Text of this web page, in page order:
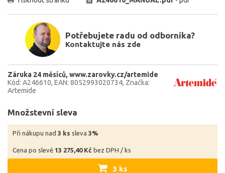
Potřebujete radu od odborníka?
Kontaktujte nás zde
Záruka 24 měsíců www.zarovky.cz/artemide
Kód: A246610 EAN: 8052993020734 Značka:
Artemide
Množstevní sleva
Při nákupu nad 3 ks sleva 3%
Cena po slevě 13 275,40 Kč bez DPH / ks
3 ks